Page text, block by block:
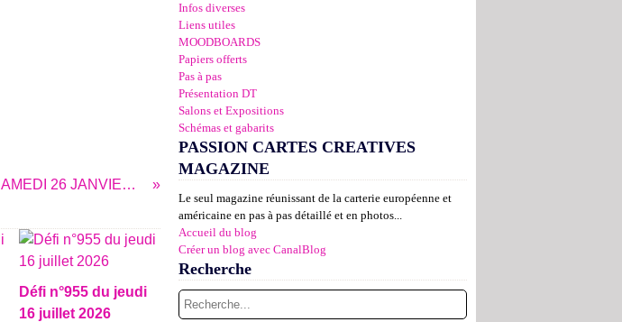
COUPS DE COEUR DU SAMEDI 26 JANVIER 2013
Défi n°955 du jeudi
16 juillet 2026
Infos diverses
Liens utiles
MOODBOARDS
Papiers offerts
Pas à pas
Présentation DT
Salons et Expositions
Schémas et gabarits
PASSION CARTES CREATIVES
MAGAZINE
Le seul magazine réunissant de la carterie européenne et
américaine en pas à pas détaillé et en photos...
Accueil du blog
Créer un blog avec CanalBlog
Recherche